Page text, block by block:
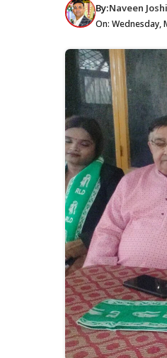
By:Naveen Joshi
On: Wednesday,